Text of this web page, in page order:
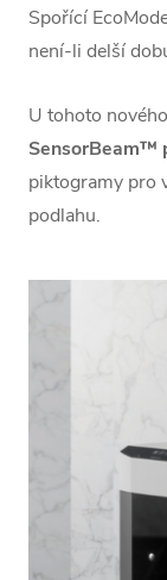
Spořící
není-li delší
U tohoto
SensorBeam™
piktogramy pro
podlahu.